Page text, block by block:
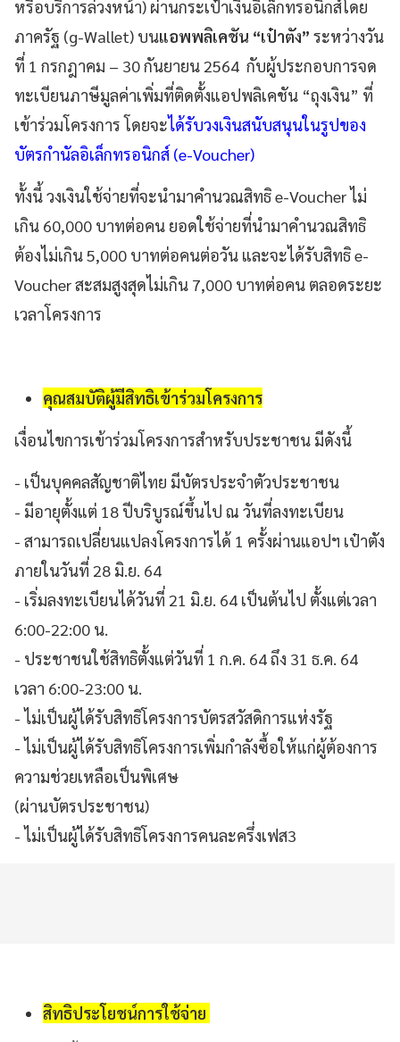
หรือบริการล่วงหน้า) ผ่านกระเป๋าเงินอิเล็กทรอนิกส์โดย
ภาครัฐ (g-Wallet) บนแอพพลิเคชัน “เป๋าตัง” ระหว่างวัน
ที่ 1 กรกฎาคม – 30 กันยายน 2564 กับผู้ประกอบการจด
ทะเบียนภาษีมูลค่าเพิ่มที่ติดตั้งแอปพลิเคชัน “ถุงเงิน” ที่
เข้าร่วมโครงการ โดยจะได้รับวงเงินสนับสนุนในรูปของ
บัตรกำนัลอิเล็กทรอนิกส์ (e-Voucher)
ทั้งนี้ วงเงินใช้จ่ายที่จะนำมาคำนวณสิทธิ e-Voucher ไม่
เกิน 60,000 บาทต่อคน ยอดใช้จ่ายที่นำมาคำนวณสิทธิ
ต้องไม่เกิน 5,000 บาทต่อคนต่อวัน และจะได้รับสิทธิ e-
Voucher สะสมสูงสุดไม่เกิน 7,000 บาทต่อคน ตลอดระยะ
เวลาโครงการ
คุณสมบัติผู้มีสิทธิเข้าร่วมโครงการ
เงื่อนไขการเข้าร่วมโครงการสำหรับประชาชน มีดังนี้
- เป็นบุคคลสัญชาติไทย มีบัตรประจำตัวประชาชน
- มีอายุตั้งแต่ 18 ปีบริบูรณ์ขึ้นไป ณ วันที่ลงทะเบียน
- สามารถเปลี่ยนแปลงโครงการได้ 1 ครั้งผ่านแอปฯ เป๋าตัง
ภายในวันที่ 28 มิ.ย. 64
- เริ่มลงทะเบียนได้วันที่ 21 มิ.ย. 64 เป็นต้นไป ตั้งแต่เวลา
6:00-22:00 น.
- ประชาชนใช้สิทธิตั้งแต่วันที่ 1 ก.ค. 64 ถึง 31 ธ.ค. 64
เวลา 6:00-23:00 น.
- ไม่เป็นผู้ได้รับสิทธิโครงการบัตรสวัสดิการแห่งรัฐ
- ไม่เป็นผู้ได้รับสิทธิโครงการเพิ่มกำลังซื้อให้แก่ผู้ต้องการ
ความช่วยเหลือเป็นพิเศษ
(ผ่านบัตรประชาชน)
- ไม่เป็นผู้ได้รับสิทธิโครงการคนละครึ่งเฟส3
สิทธิประโยชน์การใช้จ่าย